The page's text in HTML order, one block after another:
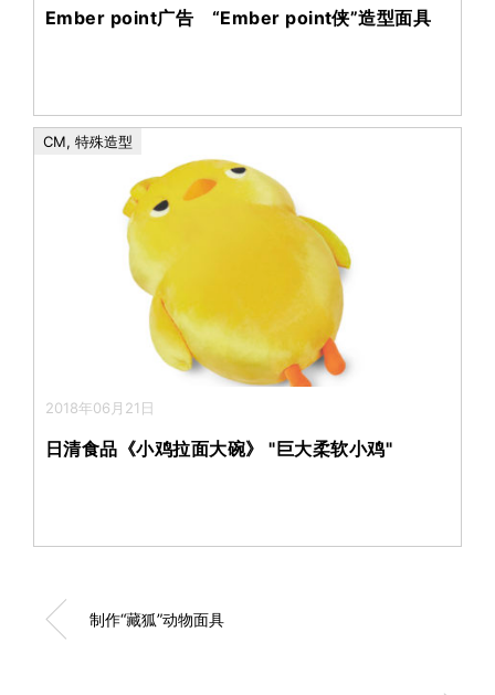
Ember point广告 “Ember point侠”造型面具
2018年06月21日
CM, 特殊造型
日清食品《小鸡拉面大碗》 "巨大柔软小鸡"
制作“藏狐”动物面具